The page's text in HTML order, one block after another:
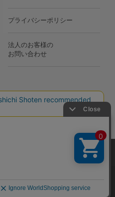
プライバシーポリシー
法人のお客様の
お問い合わせ
覧履歴・属性情報などの取得およ
）を使用いたします。詳細に